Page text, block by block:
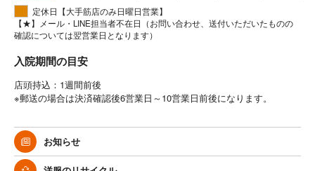
定休日【大手筋店のみ日曜日営業】
【★】メール・LINE担当者不在日（お問い合わせ、送付いただいたものの
確認については翌営業日となります）
入院期間の目安
店頭持込：1週間前後
※郵送の場合は決済確認後6営業日～10営業日前後になります。
お知らせ